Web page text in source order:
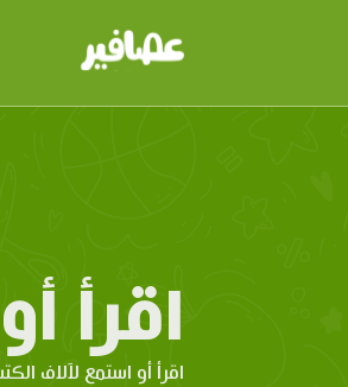
اقرأ
اقرأ أو استمع لآلاف